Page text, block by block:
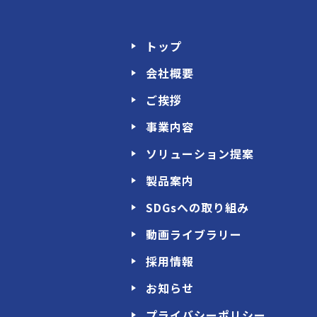
トップ
会社概要
ご挨拶
事業内容
ソリューション提案
製品案内
SDGsへの取り組み
動画ライブラリー
採用情報
お知らせ